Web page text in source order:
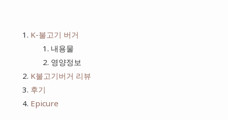
프랭크버거
K-불고기 버거
내용물
영양정보
K불고기버거 리뷰
후기
Epicure